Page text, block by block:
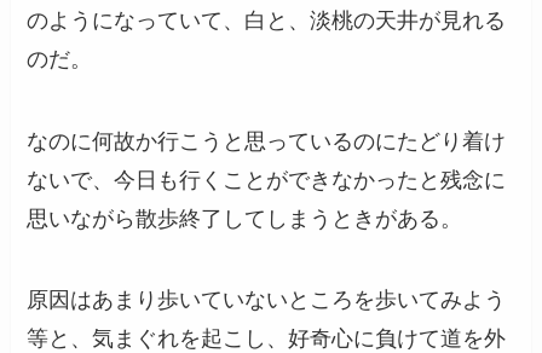
のようになっていて、白と、淡桃の天井が見れる
のだ。
なのに何故か行こうと思っているのにたどり着け
ないで、今日も行くことができなかったと残念に
思いながら散歩終了してしまうときがある。
原因はあまり歩いていないところを歩いてみよう
等と、気まぐれを起こし、好奇心に負けて道を外